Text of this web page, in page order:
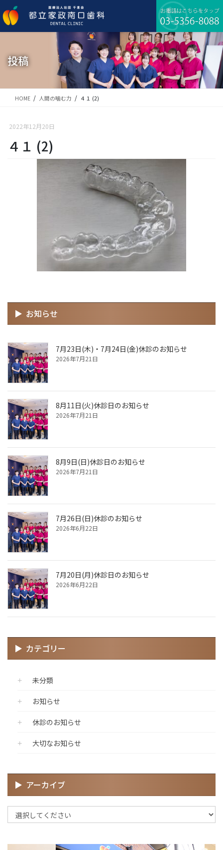
ン
テ
ビ
ゲ
移
投稿
HOME 人間の噛む力 ４１ (2)
2022年12月20日
４１ (2)
お知らせ
7月23日(木)・7月24日(金)休診のお知らせ
2026年7月21日
8月11日(火)休診日のお知らせ
2026年7月21日
8月9日(日)休診日のお知らせ
2026年7月21日
7月26日(日)休診のお知らせ
2026年6月22日
7月20日(月)休診日のお知らせ
2026年6月22日
カテゴリー
未分類
お知らせ
休診のお知らせ
大切なお知らせ
アーカイブ